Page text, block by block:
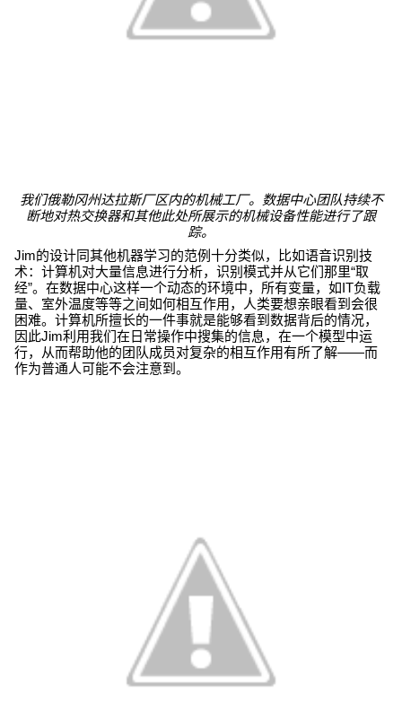
我们俄勒冈州达拉斯厂区内的机械工厂。数据中心团队持续不
断地对热交换器和其他此处所展示的机械设备性能进行了跟
踪。
Jim的设计同其他机器学习的范例十分类似，比如语音识别技
术：计算机对大量信息进行分析，识别模式并从它们那里“取
经”。在数据中心这样一个动态的环境中，所有变量，如IT负载
量、室外温度等等之间如何相互作用，人类要想亲眼看到会很
困难。计算机所擅长的一件事就是能够看到数据背后的情况，
因此Jim利用我们在日常操作中搜集的信息，在一个模型中运
行，从而帮助他的团队成员对复杂的相互作用有所了解——而
作为普通人可能不会注意到。